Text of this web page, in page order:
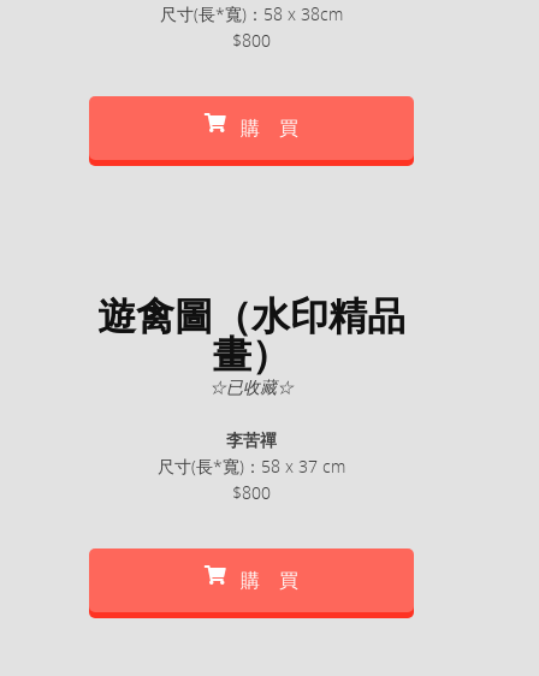
尺寸(長*寬)：58 x 38cm
$800
購 買
遊禽圖（水印精品
畫）
☆已收藏☆
李苦禪
尺寸(長*寬)：58 x 37 cm
$800
購 買